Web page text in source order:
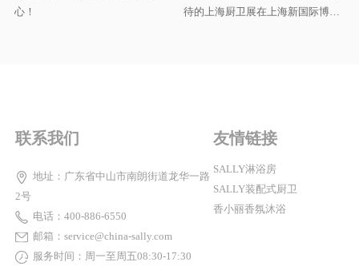
心！
待的上海厨卫展在上海新国际博览
联系我们
地址：广东省中山市南朗街道龙华一路
2号
电话：400-886-6550
邮箱：service@china-sally.com
服务时间：周一至周五08:30-17:30
友情链接
SALLY淋浴房
SALLY装配式厨卫
香小丽香氛沐浴